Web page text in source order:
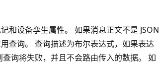
和设备孪生属性。 如果消息正文不是 JSON
查询。 查询描述为布尔表达式，如果表达
询将失败，并且不会路由传入的数据。 如